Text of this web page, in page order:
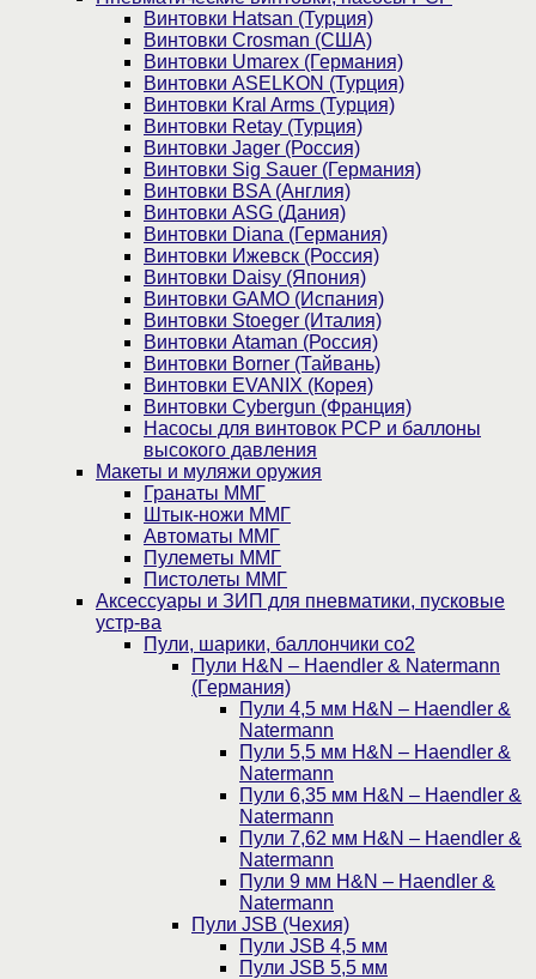
Винтовки Hatsan (Турция)
Винтовки Crosman (США)
Винтовки Umarex (Германия)
Винтовки ASELKON (Турция)
Винтовки Kral Arms (Турция)
Винтовки Retay (Турция)
Винтовки Jager (Россия)
Винтовки Sig Sauer (Германия)
Винтовки BSA (Англия)
Винтовки ASG (Дания)
Винтовки Diana (Германия)
Винтовки Ижевск (Россия)
Винтовки Daisy (Япония)
Винтовки GAMO (Испания)
Винтовки Stoeger (Италия)
Винтовки Ataman (Россия)
Винтовки Borner (Тайвань)
Винтовки EVANIX (Корея)
Винтовки Cybergun (Франция)
Насосы для винтовок PCP и баллоны
высокого давления
Макеты и муляжи оружия
Гранаты ММГ
Штык-ножи ММГ
Автоматы ММГ
Пулеметы ММГ
Пистолеты ММГ
Аксессуары и ЗИП для пневматики, пусковые
устр-ва
Пули, шарики, баллончики со2
Пули H&N – Haendler & Natermann
(Германия)
Пули 4,5 мм H&N – Haendler &
Natermann
Пули 5,5 мм H&N – Haendler &
Natermann
Пули 6,35 мм H&N – Haendler &
Natermann
Пули 7,62 мм H&N – Haendler &
Natermann
Пули 9 мм H&N – Haendler &
Natermann
Пули JSB (Чехия)
Пули JSB 4,5 мм
Пули JSB 5,5 мм